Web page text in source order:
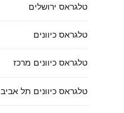
טלגראס ירושלים
טלגראס כיוונים
טלגראס כיוונים מרכז
טלגראס כיוונים תל אביב